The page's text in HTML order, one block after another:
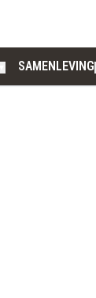
SAMENLEVING